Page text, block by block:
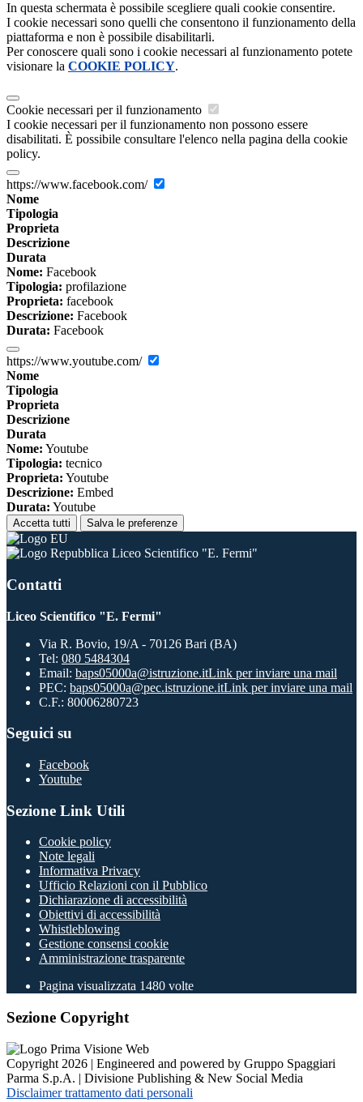
In questa schermata è possibile scegliere quali cookie consentire.
I cookie necessari sono quelli che consentono il funzionamento della
piattaforma e non è possibile disabilitarli.
Per conoscere quali sono i cookie necessari al funzionamento potete
visionare la COOKIE POLICY.
Cookie necessari per il funzionamento
I cookie necessari per il funzionamento non possono essere
disabilitati. È possibile consultare l'elenco nella pagina della cookie
policy.
https://www.facebook.com/
Nome
Tipologia
Proprieta
Descrizione
Durata
Nome: Facebook
Tipologia: profilazione
Proprieta: facebook
Descrizione: Facebook
Durata: Facebook
https://www.youtube.com/
Nome
Tipologia
Proprieta
Descrizione
Durata
Nome: Youtube
Tipologia: tecnico
Proprieta: Youtube
Descrizione: Embed
Durata: Youtube
Accetta tutti Salva le preferenze
Liceo Scientifico "E. Fermi"
Contatti
Liceo Scientifico "E. Fermi"
Via R. Bovio, 19/A - 70126 Bari (BA)
Tel: 080 5484304
Email: baps05000a@istruzione.itLink per inviare una mail
PEC: baps05000a@pec.istruzione.itLink per inviare una mail
C.F.: 80006280723
Seguici su
Facebook
Youtube
Sezione Link Utili
Cookie policy
Note legali
Informativa Privacy
Ufficio Relazioni con il Pubblico
Dichiarazione di accessibilità
Obiettivi di accessibilità
Whistleblowing
Gestione consensi cookie
Amministrazione trasparente
Pagina visualizzata 1480 volte
Sezione Copyright
Copyright 2026 | Engineered and powered by Gruppo Spaggiari
Parma S.p.A. | Divisione Publishing & New Social Media
Disclaimer trattamento dati personali